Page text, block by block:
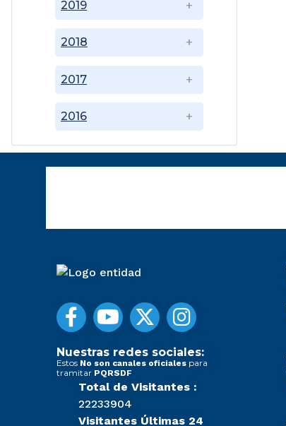
2016
2017
2018
2019
Nuestras redes sociales:
Estos No son canales oficiales para
tramitar PQRSDF
Total de Visitantes :
22233904
Visitantes Últimas 24